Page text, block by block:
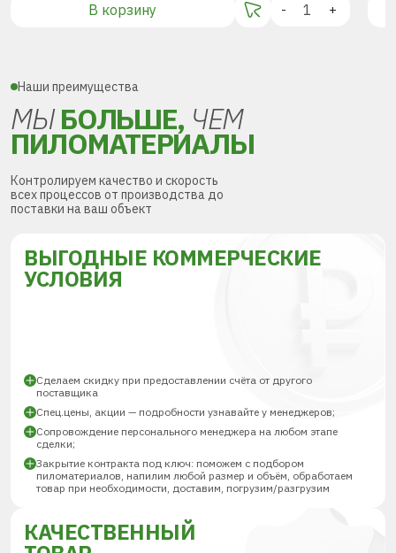
В корзину - +
Наши преимущества
МЫБОЛЬШЕ, ЧЕМ
ПИЛОМАТЕРИАЛЫ
Контролируем качество и скорость
всех процессов от производства до
поставки на ваш объект
ВЫГОДНЫЕ КОММЕРЧЕСКИЕ
УСЛОВИЯ
Сделаем скидку при предоставлении счёта от другого
поставщика
Спец.цены, акции — подробности узнавайте у менеджеров;
Сопровождение персонального менеджера на любом этапе
сделки;
Закрытие контракта под ключ: поможем с подбором
пиломатериалов, напилим любой размер и объём, обработаем
товар при необходимости, доставим, погрузим/разгрузим
КАЧЕСТВЕННЫЙ